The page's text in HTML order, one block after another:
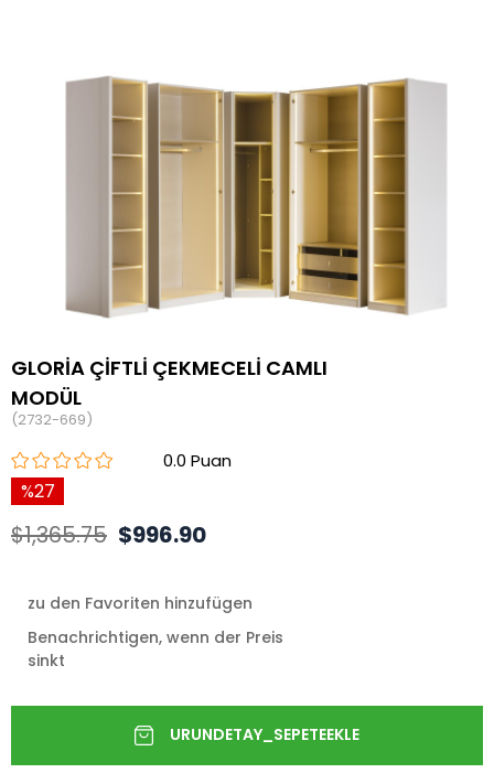
GLORİA ÇİFTLİ ÇEKMECELİ CAMLI
MODÜL
(2732-669)
0.0
27
$1,365.75 $996.90
zu den Favoriten hinzufügen
Benachrichtigen, wenn der Preis
sinkt